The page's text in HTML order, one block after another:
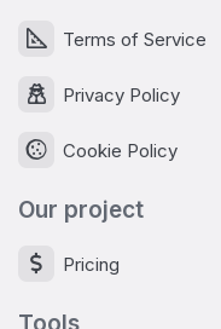
Terms of Service
Privacy Policy
Cookie Policy
Our project
Pricing